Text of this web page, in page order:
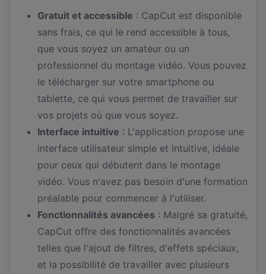
Gratuit et accessible : CapCut est disponible
sans frais, ce qui le rend accessible à tous,
que vous soyez un amateur ou un
professionnel du montage vidéo. Vous pouvez
le télécharger sur votre smartphone ou
tablette, ce qui vous permet de travailler sur
vos projets où que vous soyez.
Interface intuitive : L'application propose une
interface utilisateur simple et intuitive, idéale
pour ceux qui débutent dans le montage
vidéo. Vous n'avez pas besoin d'une formation
préalable pour commencer à l'utiliser.
Fonctionnalités avancées : Malgré sa gratuité,
CapCut offre des fonctionnalités avancées
telles que l'ajout de filtres, d'effets spéciaux,
et la possibilité de travailler avec plusieurs